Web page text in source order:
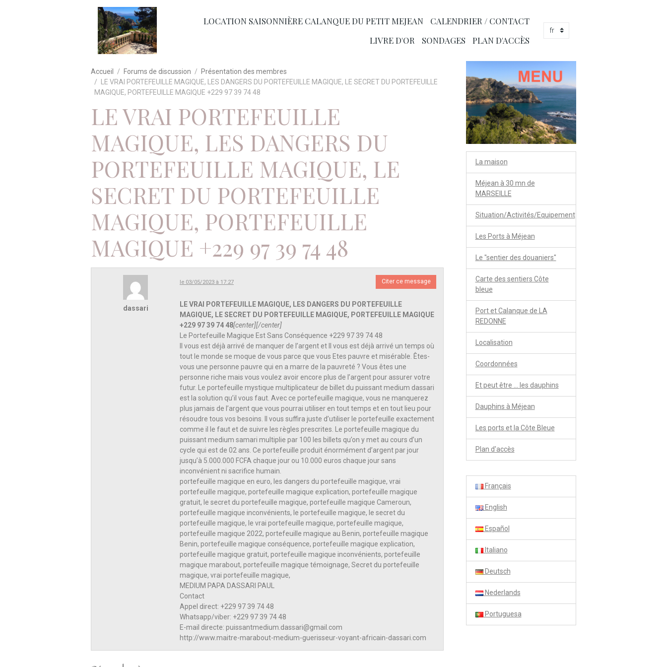
LOCATION SAISONNIÈRE CALANQUE DU PETIT MEJEAN
CALENDRIER / CONTACT
LIVRE D'OR
SONDAGES PLAN D'ACCÈS
Accueil Forums de discussion
Présentation des membres
LE VRAI PORTEFEUILLE MAGIQUE, LES DANGERS DU PORTEFEUILLE MAGIQUE, LE SECRET DU PORTEFEUILLE
MAGIQUE, PORTEFEUILLE MAGIQUE +229 97 39 74 48
LE VRAI PORTEFEUILLE
MAGIQUE, LES DANGERS DU
PORTEFEUILLE MAGIQUE, LE
SECRET DU PORTEFEUILLE
MAGIQUE, PORTEFEUILLE
MAGIQUE +229 97 39 74 48
dassari
le 03/05/2023 à 17:27 Citer ce message
LE VRAI PORTEFEUILLE MAGIQUE, LES DANGERS DU PORTEFEUILLE
MAGIQUE, LE SECRET DU PORTEFEUILLE MAGIQUE, PORTEFEUILLE MAGIQUE
+229 97 39 74 48[center][/center]
Le Portefeuille Magique Est Sans Conséquence +229 97 39 74 48
Il vous est déjà arrivé de manquer de l’argent et Il vous est déjà arrivé un temps où
tout le monde se moque de vous parce que vous Etes pauvre et misérable. Êtes-
vous une personne pauvre qui en a marre de la pauvreté ? Vous êtes une
personne riche mais vous voulez avoir encore plus de l’argent pour assurer votre
futur. Le portefeuille mystique multiplicateur de billet du puissant medium dassari
est la solution qu’il vous faut. Avec ce portefeuille magique, vous ne manquerez
plus jamais de l’argent que vous pourrai utiliser en tout temps et en tout lieu pour
résoudre tous vos besoins. Il vous suffira juste d’utiliser le portefeuille exactement
comme il le faut et de suivre les règles prescrites. Le portefeuille magique du
puissant medium samari multiplie par 100 les billets qu’on y met au cours d’un
cycle qui est de 02 ans. Ce portefeuille produit énormément d’argent par jour
jusqu’à 5.000.000 FCFA chaque jour ou 10.000 euros chaque jour sans
inconvénient ni sacrifice humain.
portefeuille magique en euro, les dangers du portefeuille magique, vrai
portefeuille magique, portefeuille magique explication, portefeuille magique
gratuit, le secret du portefeuille magique, portefeuille magique Cameroun,
portefeuille magique inconvénients, le portefeuille magique, le secret du
portefeuille magique, le vrai portefeuille magique, portefeuille magique,
portefeuille magique 2022, portefeuille magique au Benin, portefeuille magique
Benin, portefeuille magique conséquence, portefeuille magique explication,
portefeuille magique gratuit, portefeuille magique inconvénients, portefeuille
magique marabout, portefeuille magique témoignage, Secret du portefeuille
magique, vrai portefeuille magique,
MEDIUM PAPA DASSARI PAUL
Contact
Appel direct: +229 97 39 74 48
Whatsapp/viber: +229 97 39 74 48
E-mail directe: puissantmedium.dassari@gmail.com
http://www.maitre-marabout-medium-guerisseur-voyant-africain-dassari.com
La maison
Méjean à 30 mn de
MARSEILLE
Situation/Activités/Equipement
Les Ports à Méjean
Le "sentier des douaniers"
Carte des sentiers Côte
bleue
Port et Calanque de LA
REDONNE
Localisation
Coordonnées
Et peut être ... les dauphins
Dauphins à Méjean
Les ports et la Côte Bleue
Plan d'accès
Français
English
Español
Italiano
Deutsch
Nederlands
Portuguesa